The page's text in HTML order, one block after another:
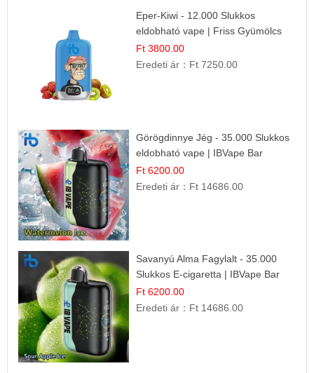
Eper-Kiwi - 12.000 Slukkos
eldobható vape | Friss Gyümölcs
Kombináció
Ft 3800.00
Eredeti ár： Ft 7250.00
Görögdinnye Jég - 35.000 Slukkos
eldobható vape | IBVape Bar
Frissítő Nyári Íz
Ft 6200.00
Eredeti ár： Ft 14686.00
Savanyú Alma Fagylalt - 35.000
Slukkos E-cigaretta | IBVape Bar
Ft 6200.00
Eredeti ár： Ft 14686.00